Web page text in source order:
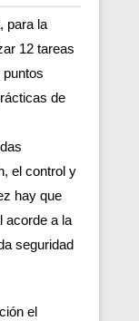
para la
12 tareas
de
el control y
hay que
acorde a la
seguridad
el